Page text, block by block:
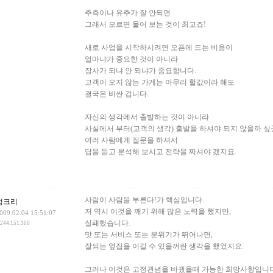
추측이나 유추가 잘 안되면
그래서 모르면 물어 보는 것이 최고죠!
새로 사업을 시작하시려면 오픈에 드는 비용이
얼마냐가 중요한 것이 아니라
장사가 되냐 안 되냐가 중요합니다.
고객이 오지 않는 가게는 아무리 헐값이라 해도
결국은 비싼 겁니다.
자신의 생각에서 출발하는 것이 아니라
사실에서 부터(고객의 생각) 출발을 하셔야 되지 않을까 싶
여러 사람에게 질문을 하셔서
답을 듣고 분석해 보시고 전략을 짜셔야 겠지요.
크리
15:51:07
사람이 사람을 부른다!가 핵심입니다.
저 역시 이것을 깨기 위해 많은 노력을 했지만,
실패했습니다.
맛 또는 서비스 또는 분위기가 뛰어나면,
잘되는 옆집을 이길 수 있을꺼란 생각을 했었지요.
그러나 이것은 고정관념을 바꿨을때 가능한 희망사항입니